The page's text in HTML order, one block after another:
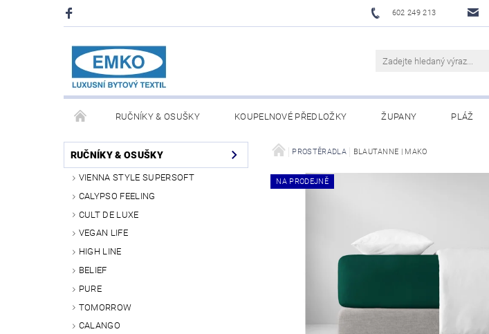
602 249 213
RUČNÍKY & OSUŠKY KOUPELNOVÉ PŘEDLOŽKY ŽUPANY PLÁŽ
PŘIKRÝVKY & POLŠTÁŘE DEKY A PLÉDY UBRUSY A UTĚRKY EKELUND
OBCHODNÍ PODMÍNKY
RUČNÍKY & OSUŠKY
VIENNA STYLE SUPERSOFT
CALYPSO FEELING
CULT DE LUXE
VEGAN LIFE
HIGH LINE
BELIEF
PURE
TOMORROW
CALANGO
PROSTĚRADLA BLAUTANNE | MAKO
NA PRODEJNĚ